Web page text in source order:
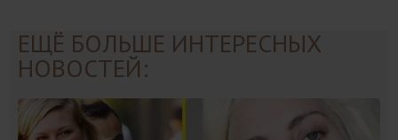
ЕЩЁ БОЛЬШЕ ИНТЕРЕСНЫХ
НОВОСТЕЙ: